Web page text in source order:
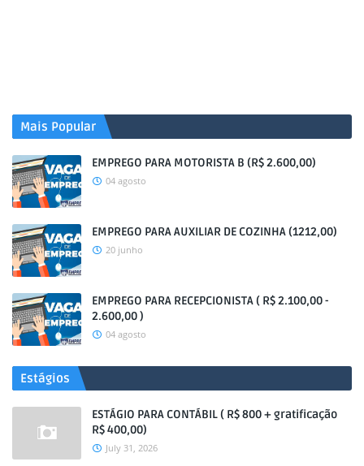
Mais Popular
EMPREGO PARA MOTORISTA B (R$ 2.600,00)
04 agosto
EMPREGO PARA AUXILIAR DE COZINHA (1212,00)
20 junho
EMPREGO PARA RECEPCIONISTA ( R$ 2.100,00 -
2.600,00 )
04 agosto
Estágios
ESTÁGIO PARA CONTÁBIL ( R$ 800 + gratificação
R$ 400,00)
July 31, 2026